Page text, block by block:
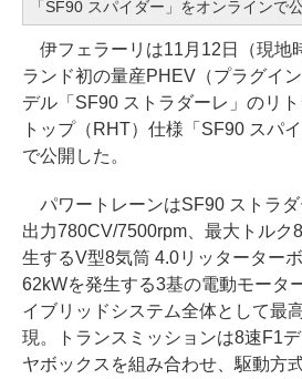
「SF90 スパイダー」をオンラインで
伊フェラーリは11月12日（現地
ランド初の量産PHEV（プラグイ
デル「SF90 ストラダーレ」のリ
トップ（RHT）仕様「SF90 スパ
で公開した。
パワートレーンはSF90 ストラ
出力780CV/7500rpm、最大トルク
生するV型8気筒 4.0リッターター
62kWを発生する3基の電動モータ
イブリッドシステム全体として最
現。トランスミッションは8速F1
ヤボックスを組み合わせ、駆動方